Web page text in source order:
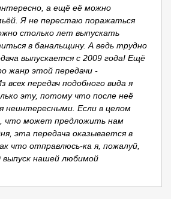
а ещё её можно
Я не перестаю поражаться
столько лет выпускать
в банальщину. А ведь трудно
выпускается с 2009 года! Ещё
жанр этой передачи -
всех передач подобного вида я
эту, потому что после неё
неинтересными. Если в целом
что может предложить нам
эта передача оказывается в
что отправлюсь-ка я, пожалуй,
нашей любимой